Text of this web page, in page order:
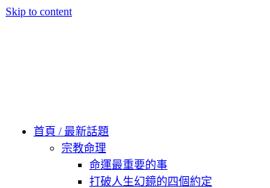
Skip to content
首頁 / 最新話題
宗教命理
命運最重要的事
打破人生幻鏡的四個約定